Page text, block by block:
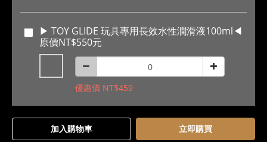
▶ TOY GLIDE 玩具專用長效水性潤滑液100ml◀
原價NT$550元
優惠價 NT$459
加入購物車 立即購買